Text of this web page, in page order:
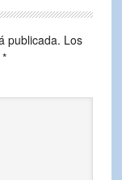
publicada. Los
*